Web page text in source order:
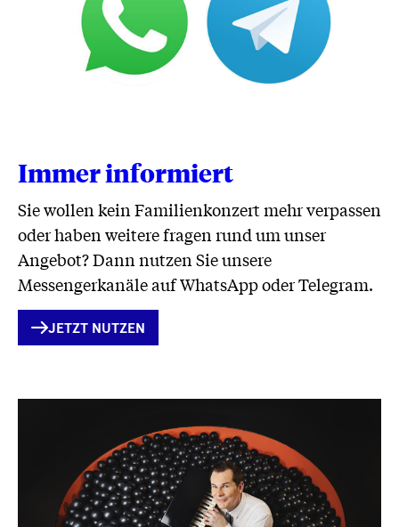
Immer informiert
Sie wollen kein Familienkonzert mehr verpassen
oder haben weitere fragen rund um unser
Angebot? Dann nutzen Sie unsere
Messengerkanäle auf WhatsApp oder Telegram.
INTERNER
LINK
JETZT NUTZEN